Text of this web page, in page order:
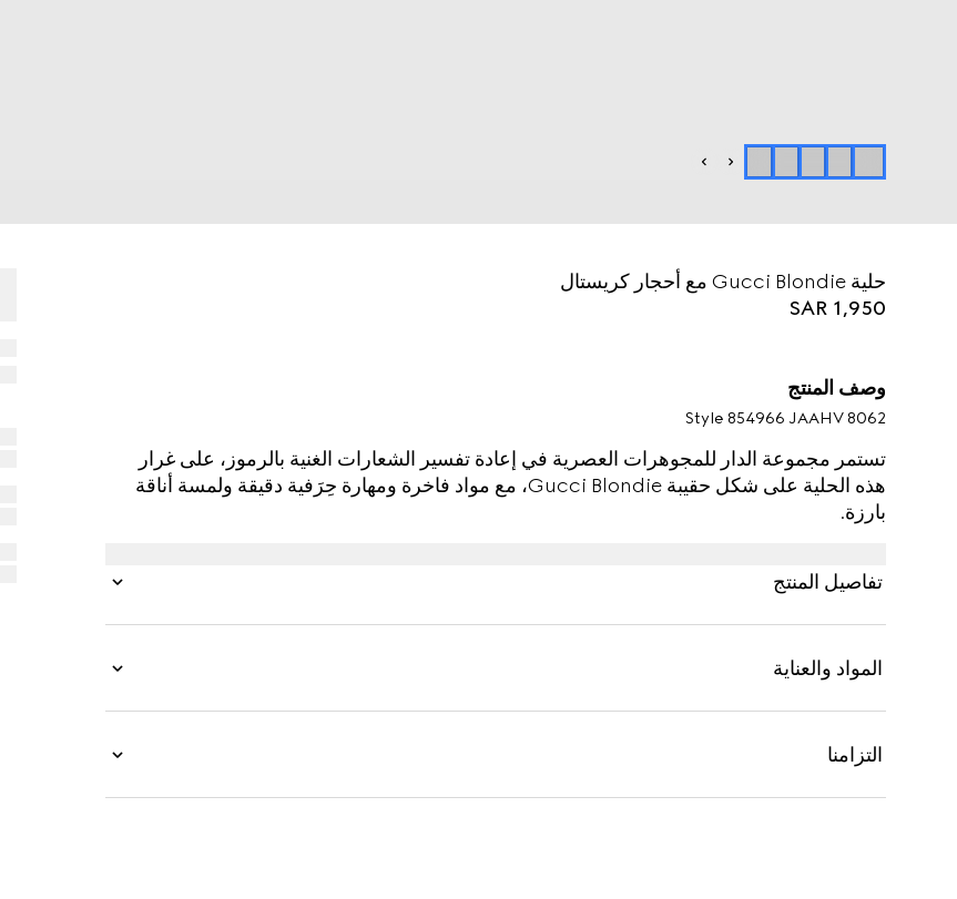
حلية Gucci Blondie مع أحجار كريستال
SAR 1,950
وصف المنتج
Style ‎854966 JAAHV 8062
تستمر مجموعة الدار للمجوهرات العصرية في إعادة تفسير الشعارات الغنية بالرموز، على غرار
هذه الحلية على شكل حقيبة Gucci Blondie، مع مواد فاخرة ومهارة حِرَفية دقيقة ولمسة أناقة
بارزة.
تفاصيل المنتج
المواد والعناية
التزامنا